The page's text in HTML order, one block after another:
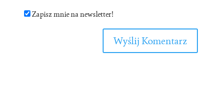
Zapisz mnie na newsletter!